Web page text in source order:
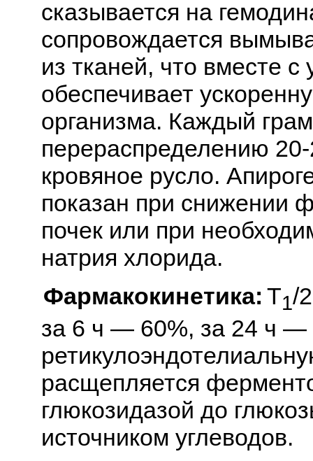
сказывается на
сопровождается
из тканей, что вместе
обеспечивает
организма. Каждый
перераспределению
кровяное русло.
показан при снижении
почек или при
натрия хлорида.
Фармакокинетика: Т1/
за 6 ч — 60%, за 24 ч —
расщепляется
глюкозидазой до
источником углеводов.